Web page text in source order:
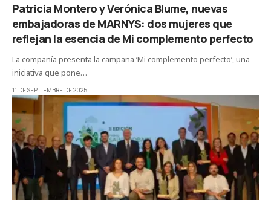
Patricia Montero y Verónica Blume, nuevas
embajadoras de MARNYS: dos mujeres que
reflejan la esencia de Mi complemento perfecto
La compañía presenta la campaña ‘Mi complemento perfecto’, una
iniciativa que pone…
11 DE SEPTIEMBRE DE 2025